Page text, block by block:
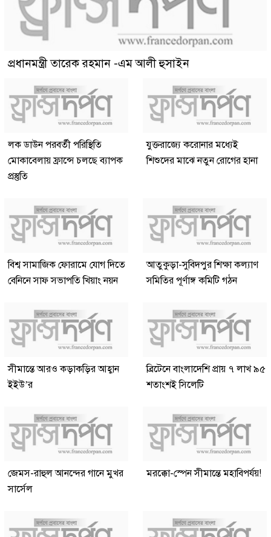
প্রধানমন্ত্রী তারেক রহমান -এম আলী হুসাইন
লক ডাউন পরবর্তী পরিস্থিতি
মোকাবেলায় ফ্রান্সে চলছে ব্যাপক
প্রস্তুতি
যুক্তরাজ্যে করোনার মধ্যেই
শিশুদের মাঝে নতুন রোগের হানা
বিশ্ব সামাজিক ফোরামে যোগ দিতে
বেনিনে সাফ সভাপতি খিয়াং নয়ন
আতুকুড়া-সুবিদপুর শিক্ষা কল্যাণ
সমিতির পূর্ণাঙ্গ কমিটি গঠন
সীমান্তে আরও কড়াকড়ির আহ্বান
ইইউ’র
ব্রিটেনে বাংলাদেশি প্রায় ৭ লাখ ৯৫
শতাংশই সিলেটি
জেমস-রাহুল আনন্দের গানে মুখর
সার্সেল
মরক্কো-স্পেন সীমান্তে মহাবিপর্যয়!